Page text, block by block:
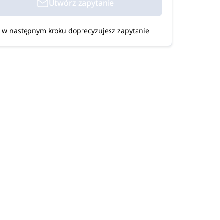
Utwórz zapytanie
w następnym kroku doprecyzujesz zapytanie